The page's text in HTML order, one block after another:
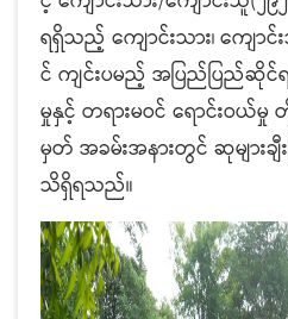
ရရှိသည့် ကျောင်းသား၊ကျောင်
င် ကျင်းပမည့် အပြည်ပြည်ဆိုင်
မှုနှင့် တရားမဝင် ရောင်းဝယ်
မှတ် အခမ်းအနားတွင် ဆုများချီ
သိရှိရသည်။